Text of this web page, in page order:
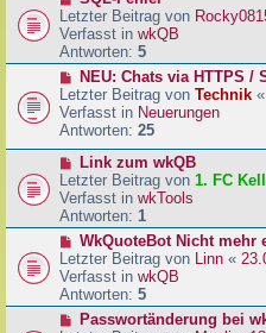
a
g
B
e
i
t
a
g
e
u
e
r
B
e
i
t
a
g
Letzter Beitrag von
Verfasst in wkQB
Antworten: 5
N
e
u
e
r
B
e
i
t
a
g
NEU: Chats via HTTPS /
Letzter Beitrag von Technik «
Verfasst in Neuerungen
Antworten: 25
N
e
u
e
r
B
e
i
t
Link zum wkQB
Letzter Beitrag von 1. FC
Verfasst in wkTools
Antworten: 1
N
e
u
e
r
B
WkQuoteBot Nicht mehr
Letzter Beitrag von Linn «
Verfasst in wkQB
Antworten: 5
NPasswortänderung bei